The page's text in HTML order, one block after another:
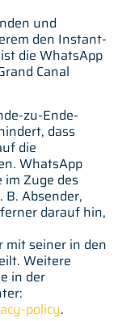
und
den Instant-
die WhatsApp
Canal
zu-Ende-
dass
die
WhatsApp
Zuge des
Absender,
darauf hin,
mit seiner in den
Weitere
in der
policy.